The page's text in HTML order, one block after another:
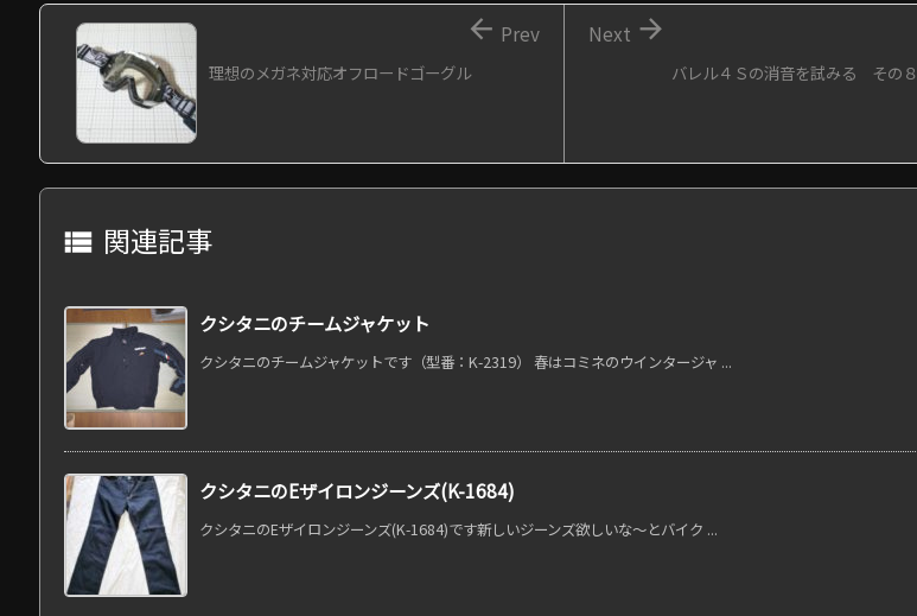
バレル４Ｓの消音を試みる その８

Next
理想のメガネ対応オフロードゴーグル
 Prev
 関連記事
クシタニのチームジャケット
クシタニのチームジャケットです（型番：K-2319） 春はコミネのウインタージャ ...
クシタニのEザイロンジーンズ(K-1684)
クシタニのEザイロンジーンズ(K-1684)です新しいジーンズ欲しいな～とバイク ...